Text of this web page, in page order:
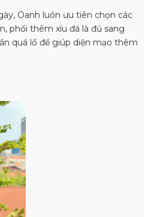
Oanh luôn ưu tiên chọn các
phối thêm xíu đá là đủ sang
quá lố để giúp diện mạo thêm